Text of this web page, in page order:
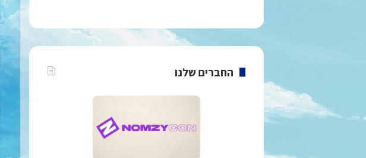
החברים שלנו